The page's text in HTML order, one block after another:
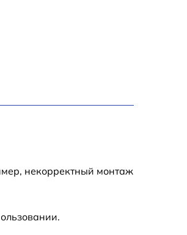
некорректный монтаж